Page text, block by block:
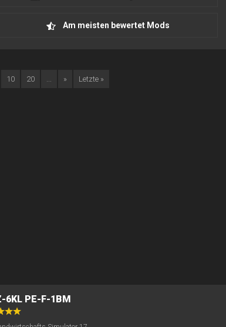
Am meisten bewertet Mods
10 20 ... » Letzte »
6KL PE-F-1BM